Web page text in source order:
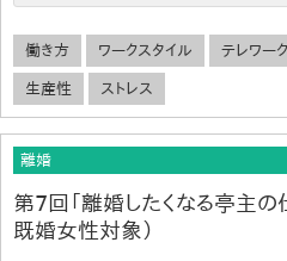
働き方 ワークスタイル テレワーク
生産性 ストレス
離婚
第7回「離婚したくなる亭主
既婚女性対象）